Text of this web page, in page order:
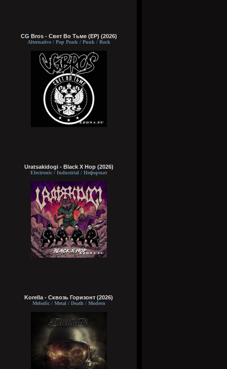
CG Bros - Свет Во Тьме (EP) (2026)
Alternative / Pop Punk / Punk / Rock
Uratsakidogi - Black X Hop (2026)
Electronic / Industrial / Неформат
Korella - Сквозь Горизонт (2026)
Melodic / Metal / Death / Modern